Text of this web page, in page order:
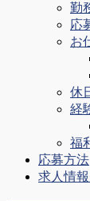
勤
応
お
休
経
福
応募方法
求人情